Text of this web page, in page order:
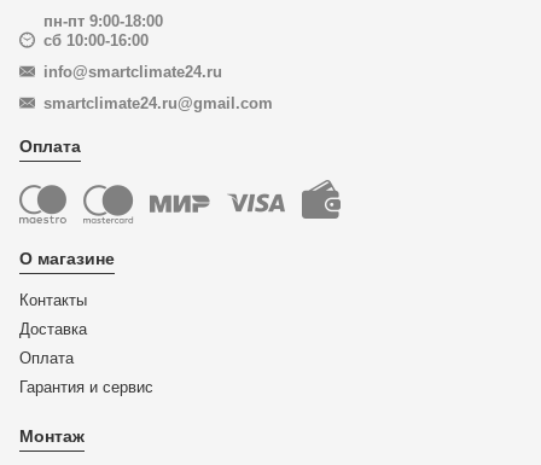
пн-пт 9:00-18:00
сб 10:00-16:00
info@smartclimate24.ru
smartclimate24.ru@gmail.com
Оплата
О магазине
Контакты
Доставка
Оплата
Гарантия и сервис
Монтаж